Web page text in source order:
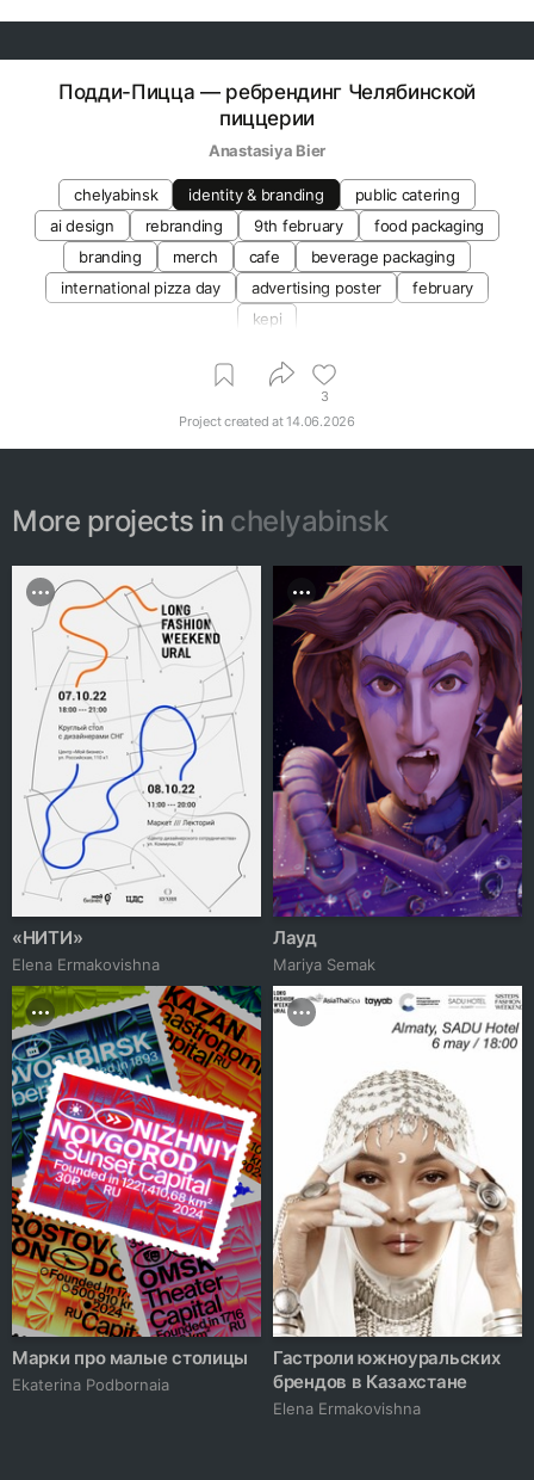
Подди-Пицца — ребрендинг Челябинской
пиццерии
Anastasiya Bier
chelyabinsk identity & branding
public catering
ai design
rebranding 9th february
food packaging
branding
merch cafe
beverage packaging
international pizza day
advertising poster
february
kepi
3
Project created at14.06.2026
More projects in chelyabinsk
«НИТИ»
Elena Ermakovishna
Лауд
Mariya Semak
Марки про малые столицы
Ekaterina Podbornaia
Гастроли южноуральских
брендов в Казахстане
Elena Ermakovishna